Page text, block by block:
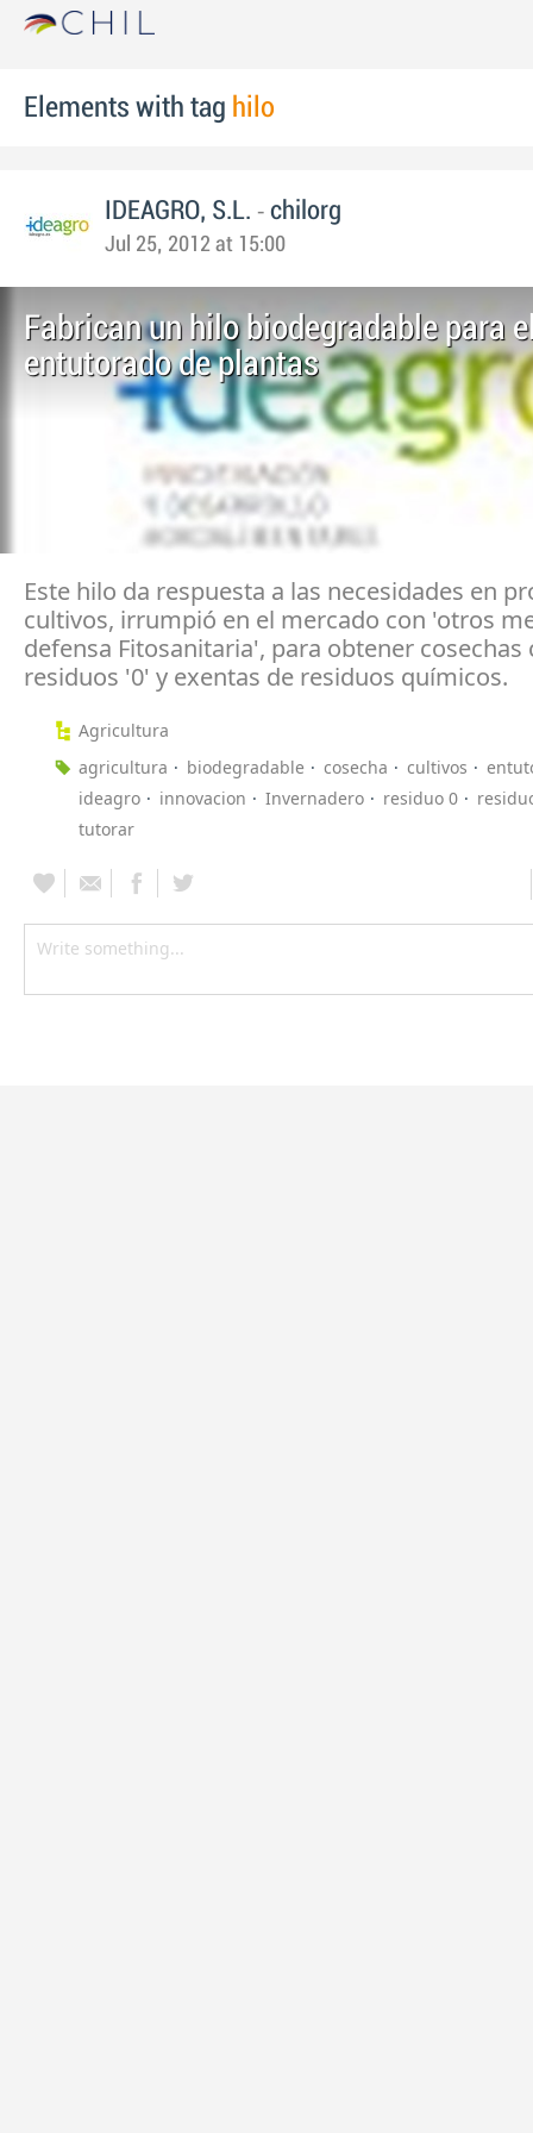
Elements with tag hilo
IDEAGRO, S.L. - chilorg
Jul 25, 2012 at 15:00
Fabrican un hilo biodegradable para
entutorado de plantas
Este hilo da respuesta a las necesidades en
cultivos, irrumpió en el mercado con 'otros
defensa Fitosanitaria', para obtener cosechas
residuos '0' y exentas de residuos químicos.
Agricultura
agricultura
biodegradable cosecha cultivos
ideagro
innovacion Invernadero residuo 0
tutorar